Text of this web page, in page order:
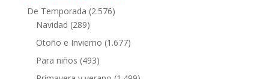
De Temporada (2.576)
Navidad (289)
Otoño e Invierno (1.677)
Para niños (493)